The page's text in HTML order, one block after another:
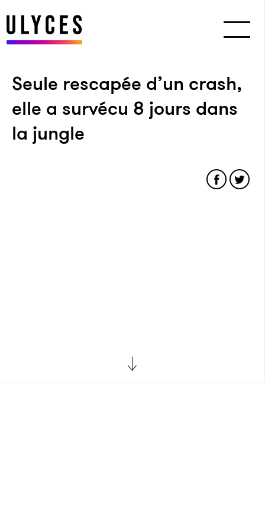
Seule rescapée d’un crash,
elle a survécu 8 jours dans
la jungle